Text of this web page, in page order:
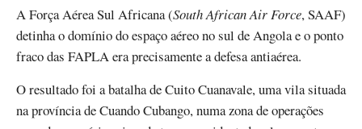
A Força Aérea Sul Africana (South African Air Force, SAAF)
detinha o domínio do espaço aéreo no sul de Angola e o ponto
fraco das FAPLA era precisamente a defesa antiaérea.
O resultado foi a batalha de Cuito Cuanavale, uma vila situada
na província de Cuando Cubango, numa zona de operações